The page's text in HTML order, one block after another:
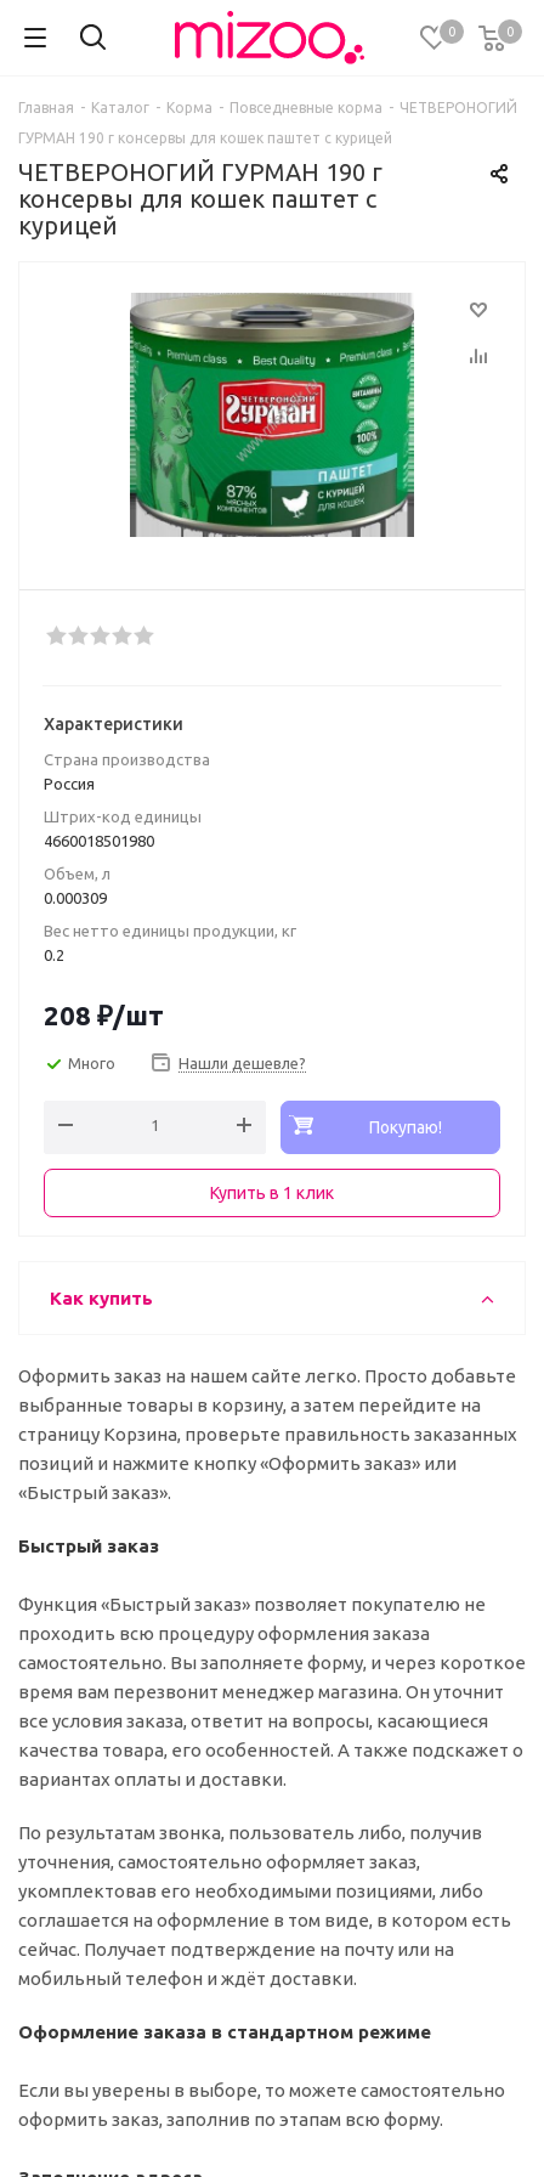
0 0
Главная - Каталог - Корма - Повседневные корма - ЧЕТВЕРОНОГИЙ
ГУРМАН 190 г консервы для кошек паштет с курицей
ЧЕТВЕРОНОГИЙ ГУРМАН 190 г
консервы для кошек паштет с
курицей
Характеристики
Страна производства
Poccия
Штрих-код единицы
4660018501980
Объем, л
0.000309
Вес нетто единицы продукции, кг
0.2
208 ₽/шт
Много Нашли дешевле?
Покупаю!
Купить в 1 клик
Как купить
Оформить заказ на нашем сайте легко. Просто добавьте
выбранные товары в корзину, а затем перейдите на
страницу Корзина, проверьте правильность заказанных
позиций и нажмите кнопку «Оформить заказ» или
«Быстрый заказ».
Быстрый заказ
Функция «Быстрый заказ» позволяет покупателю не
проходить всю процедуру оформления заказа
самостоятельно. Вы заполняете форму, и через короткое
время вам перезвонит менеджер магазина. Он уточнит
все условия заказа, ответит на вопросы, касающиеся
качества товара, его особенностей. А также подскажет о
вариантах оплаты и доставки.
По результатам звонка, пользователь либо, получив
уточнения, самостоятельно оформляет заказ,
укомплектовав его необходимыми позициями, либо
соглашается на оформление в том виде, в котором есть
сейчас. Получает подтверждение на почту или на
мобильный телефон и ждёт доставки.
Оформление заказа в стандартном режиме
Если вы уверены в выборе, то можете самостоятельно
оформить заказ, заполнив по этапам всю форму.